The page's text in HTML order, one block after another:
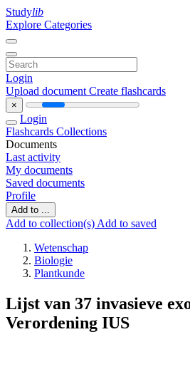
Studylib
Explore Categories
Login
Upload document Create flashcards
×
Login
Flashcards Collections
Documents
Last activity
My documents
Saved documents
Profile
Add to ...
Add to collection(s) Add to saved
Wetenschap
Biologie
Plantkunde
Lijst van 37 invasieve
Verordening IUS